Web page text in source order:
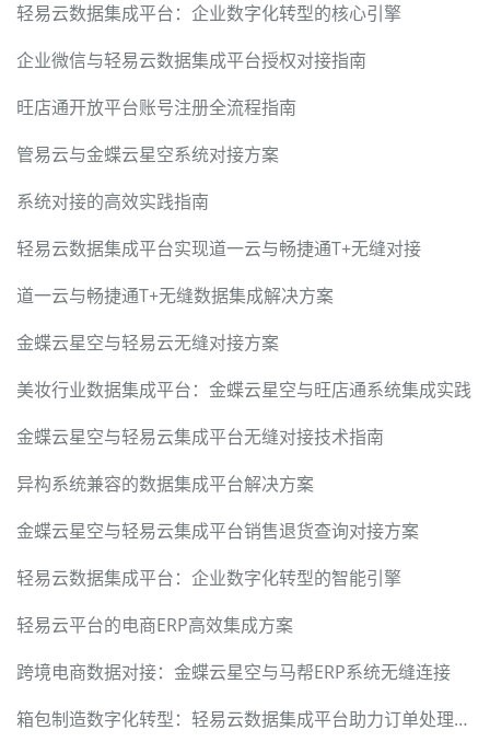
轻易云数据集成平台：企业数字化转型的核心引擎
企业微信与轻易云数据集成平台授权对接指南
旺店通开放平台账号注册全流程指南
管易云与金蝶云星空系统对接方案
系统对接的高效实践指南
轻易云数据集成平台实现道一云与畅捷通T+无缝对接
道一云与畅捷通T+无缝数据集成解决方案
金蝶云星空与轻易云无缝对接方案
美妆行业数据集成平台：金蝶云星空与旺店通系统集成实践
金蝶云星空与轻易云集成平台无缝对接技术指南
异构系统兼容的数据集成平台解决方案
金蝶云星空与轻易云集成平台销售退货查询对接方案
轻易云数据集成平台：企业数字化转型的智能引擎
轻易云平台的电商ERP高效集成方案
跨境电商数据对接：金蝶云星空与马帮ERP系统无缝连接
箱包制造数字化转型：轻易云数据集成平台助力订单处理效率提升